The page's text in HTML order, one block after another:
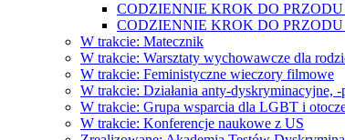
CODZIENNIE KROK DO PRZODU
CODZIENNIE KROK DO PRZODU
W trakcie: Matecznik
W trakcie: Warsztaty wychowawcze dla
W trakcie: Feministyczne wieczory filmowe
W trakcie: Działania anty-dyskryminacyjne,
W trakcie: Grupa wsparcia dla LGBT i
W trakcie: Konferencje naukowe z US